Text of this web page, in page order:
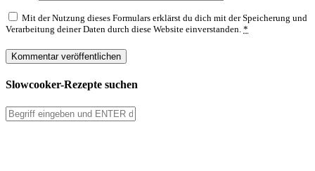
Mit der Nutzung dieses Formulars erklärst du dich mit der Speicherung und
Verarbeitung deiner Daten durch diese Website einverstanden. *
Slowcooker-Rezepte suchen